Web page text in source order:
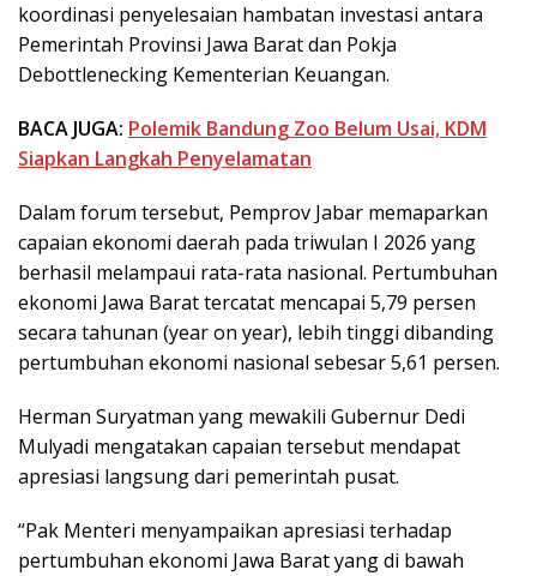
koordinasi penyelesaian hambatan investasi antara
Pemerintah Provinsi Jawa Barat dan Pokja
Debottlenecking Kementerian Keuangan.
BACA JUGA: Polemik Bandung Zoo Belum Usai, KDM
Siapkan Langkah Penyelamatan
Dalam forum tersebut, Pemprov Jabar memaparkan
capaian ekonomi daerah pada triwulan I 2026 yang
berhasil melampaui rata-rata nasional. Pertumbuhan
ekonomi Jawa Barat tercatat mencapai 5,79 persen
secara tahunan (year on year), lebih tinggi dibanding
pertumbuhan ekonomi nasional sebesar 5,61 persen.
Herman Suryatman yang mewakili Gubernur Dedi
Mulyadi mengatakan capaian tersebut mendapat
apresiasi langsung dari pemerintah pusat.
“Pak Menteri menyampaikan apresiasi terhadap
pertumbuhan ekonomi Jawa Barat yang di bawah